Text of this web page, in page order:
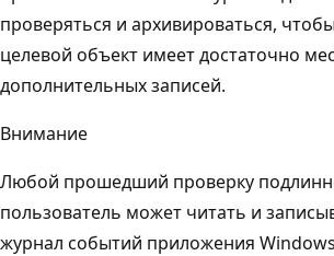
проверяться и архивироваться,
целевой объект имеет достаточно
дополнительных записей.
Внимание
Любой прошедший проверку
пользователь может читать и
журнал событий приложения